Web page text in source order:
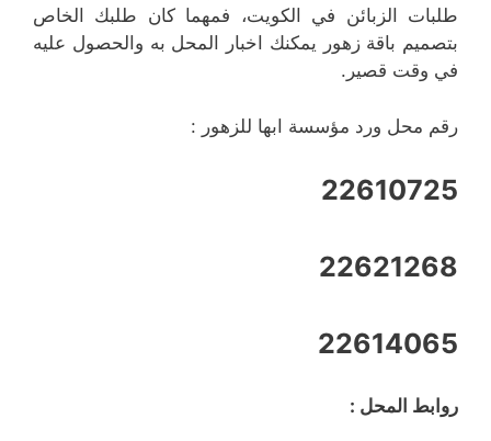
طلبات الزبائن في الكويت، فمهما كان طلبك الخاص
بتصميم باقة زهور يمكنك اخبار المحل به والحصول عليه
في وقت قصير.
رقم محل ورد مؤسسة ابها للزهور :
22610725
22621268
22614065
روابط المحل :